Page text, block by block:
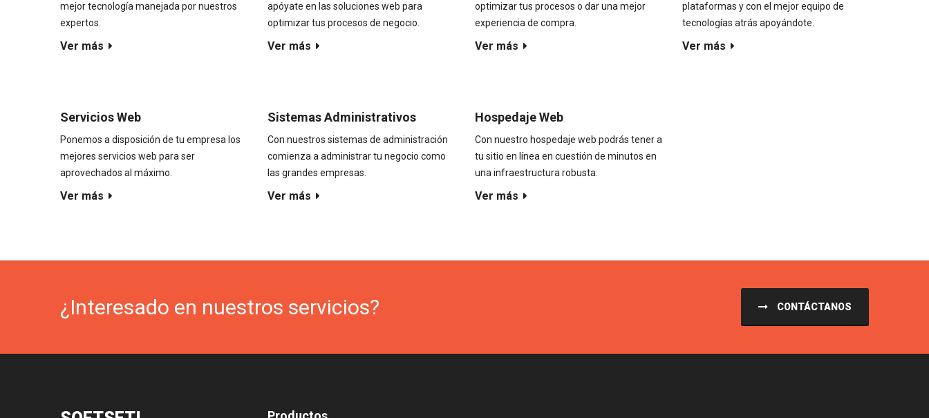
mejor tecnología manejada por nuestros
expertos.
Ver más
apóyate en las soluciones web para
optimizar tus procesos de negocio.
Ver más
optimizar tus procesos o dar una mejor
experiencia de compra.
Ver más
plataformas y con el mejor equipo de
tecnologías atrás apoyándote.
Ver más
Servicios Web
Ponemos a disposición de tu empresa los
mejores servicios web para ser
aprovechados al máximo.
Ver más
Sistemas Administrativos
Con nuestros sistemas de administración
comienza a administrar tu negocio como
las grandes empresas.
Ver más
Hospedaje Web
Con nuestro hospedaje web podrás tener a
tu sitio en línea en cuestión de minutos en
una infraestructura robusta.
Ver más
¿Interesado en nuestros servicios? CONTÁCTANOS